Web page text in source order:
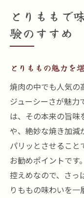
とりももで
験のすすめ
とりももの魅力を
焼肉の中でも人気の
ジューシーさが魅力
は、その本来の旨味
や、絶妙な焼き加減
パリッとさせること
お勧めポイントです
控えめなので、さっ
りももの味わいを